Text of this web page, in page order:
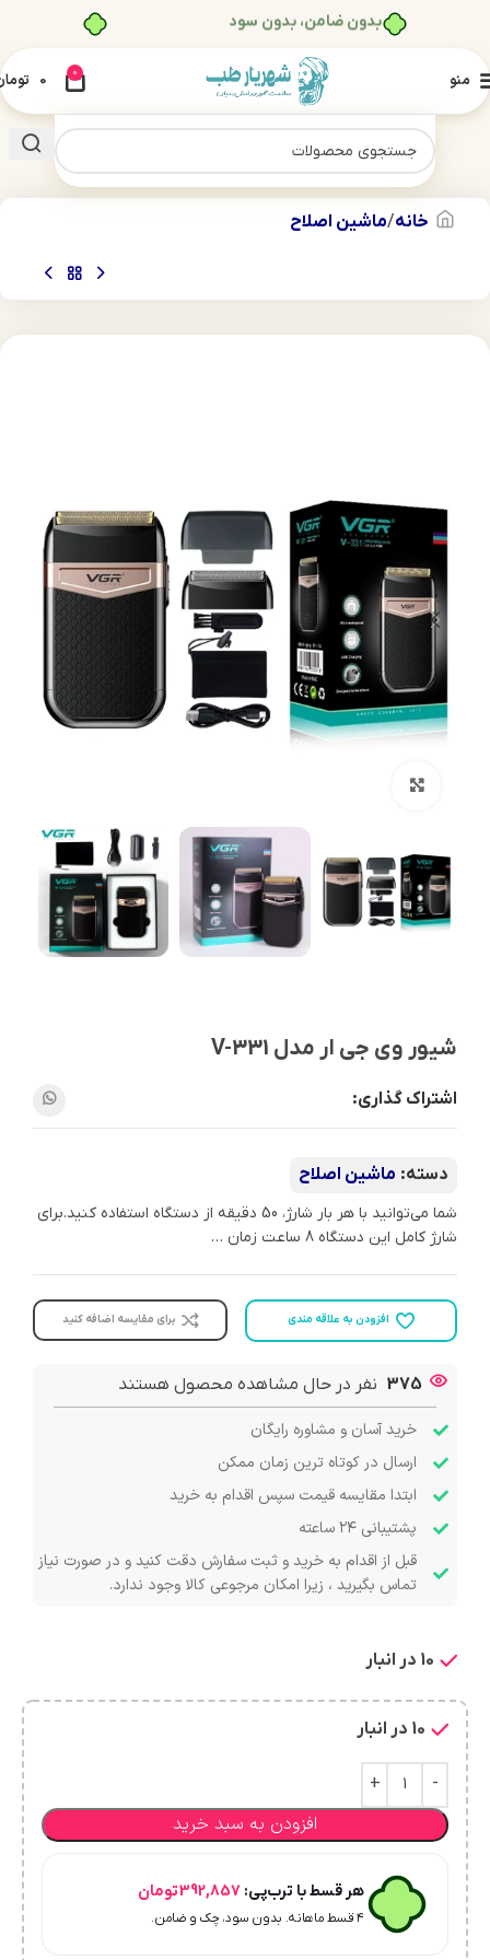
بدون ضامن، بدون سود
منو 0
0
خانه ماشین اصلاح
شیور وی جی ار مدل V-331
اشتراک گذاری:
دسته: ماشین اصلاح
شما می‌توانید با هر بار شارژ، 50 دقیقه از دستگاه استفاده کنید.برای
شارژ کامل این دستگاه 8 ساعت زمان …
افزودن به علاقه مندی برای مقایسه اضافه کنید
375 نفر در حال مشاهده محصول هستند
خرید آسان و مشاوره رایگان
ارسال در کوتاه ترین زمان ممکن
ابتدا مقایسه قیمت سپس اقدام به خرید
پشتیبانی ۲۴ ساعته
قبل از اقدام به خرید و ثبت سفارش دقت کنید و در صورت نیاز
تماس بگیرید ، زیرا امکان مرجوعی کالا وجود ندارد.
10 در انبار
10 در انبار
افزودن به سبد خرید
هر قسط با ترب‌پی: 392,857تومان
۴ قسط ماهانه. بدون سود، چک و ضامن.